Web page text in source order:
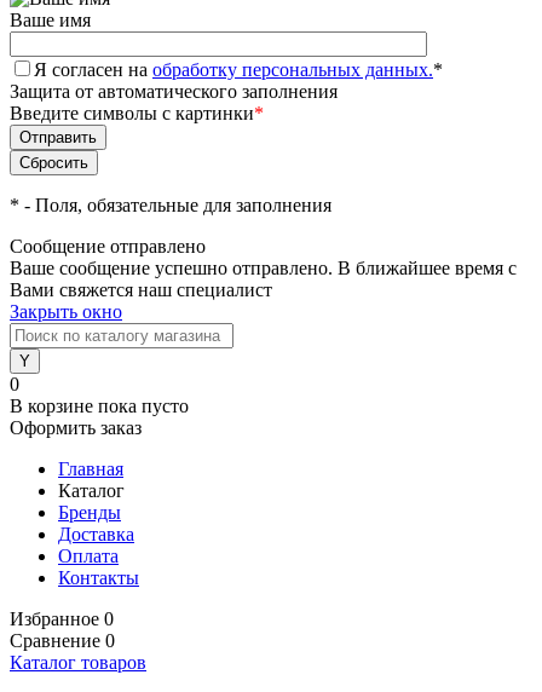
Ваше имя
Я согласен на обработку персональных данных.*
Защита от автоматического заполнения
Введите символы с картинки*
* - Поля, обязательные для заполнения
Сообщение отправлено
Ваше сообщение успешно отправлено. В ближайшее время с
Вами свяжется наш специалист
Закрыть окно
0
В корзине пока пусто
Оформить заказ
Главная
Каталог
Бренды
Доставка
Оплата
Контакты
Избранное 0
Сравнение 0
Каталог товаров